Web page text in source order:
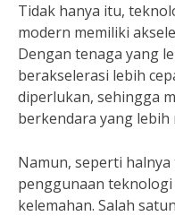
Tidak hanya itu,
modern memiliki
Dengan tenaga yang
berakselerasi lebih
diperlukan, sehingga
berkendara yang lebih
Namun, seperti
penggunaan
kelemahan. Salah